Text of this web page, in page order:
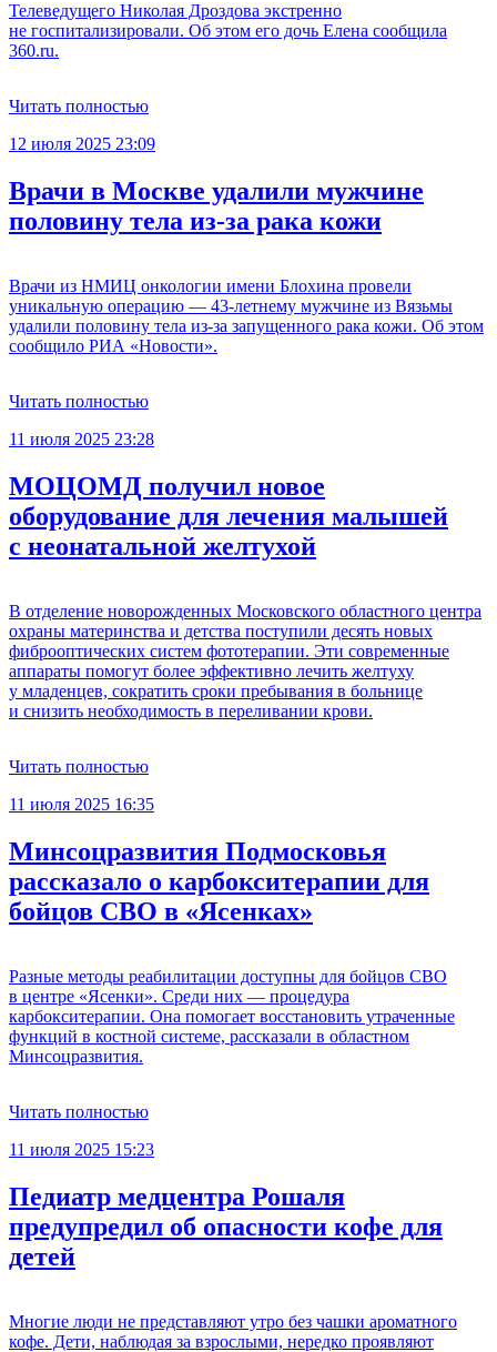
Телеведущего Николая Дроздова экстренно
не госпитализировали. Об этом его дочь Елена сообщила
360.ru.
Читать полностью
12 июля 2025 23:09
Врачи в Москве удалили мужчине
половину тела из-за рака кожи
Врачи из НМИЦ онкологии имени Блохина провели
уникальную операцию — 43-летнему мужчине из Вязьмы
удалили половину тела из-за запущенного рака кожи. Об этом
сообщило РИА «Новости».
Читать полностью
11 июля 2025 23:28
МОЦОМД получил новое
оборудование для лечения малышей
с неонатальной желтухой
В отделение новорожденных Московского областного центра
охраны материнства и детства поступили десять новых
фиброоптических систем фототерапии. Эти современные
аппараты помогут более эффективно лечить желтуху
у младенцев, сократить сроки пребывания в больнице
и снизить необходимость в переливании крови.
Читать полностью
11 июля 2025 16:35
Минсоцразвития Подмосковья
рассказало о карбокситерапии для
бойцов СВО в «Ясенках»
Разные методы реабилитации доступны для бойцов СВО
в центре «Ясенки». Среди них — процедура
карбокситерапии. Она помогает восстановить утраченные
функций в костной системе, рассказали в областном
Минсоцразвития.
Читать полностью
11 июля 2025 15:23
Педиатр медцентра Рошаля
предупредил об опасности кофе для
детей
Многие люди не представляют утро без чашки ароматного
кофе. Дети, наблюдая за взрослыми, нередко проявляют